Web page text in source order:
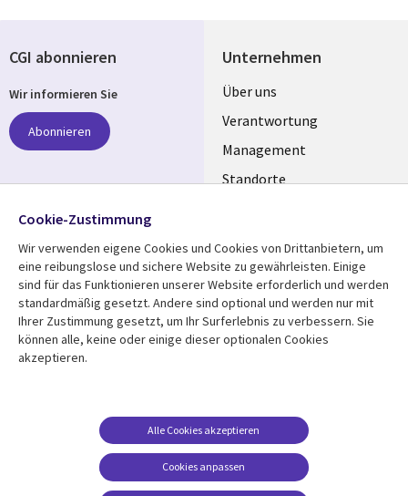
Unternehmen
Useful
links
GERMANY
Über uns
Verantwortung
Management
Standorte
Mediathek
Library
GERMANY
Aktuelles
Rechtliches
Beschwerden/Hinweise
Compliance
Datenschutz
CGI abonnieren
Wir informieren Sie
Abonnieren
Folgen Sie uns
Social
Media
GERMANY
Cookie-Zustimmung
Wir verwenden eigene Cookies und Cookies von Drittanbietern, um
eine reibungslose und sichere Website zu gewährleisten. Einige
sind für das Funktionieren unserer Website erforderlich und werden
standardmäßig gesetzt. Andere sind optional und werden nur mit
Ihrer Zustimmung gesetzt, um Ihr Surferlebnis zu verbessern. Sie
können alle, keine oder einige dieser optionalen Cookies
akzeptieren.
Cookies anpassen
Alle Cookies akzeptieren